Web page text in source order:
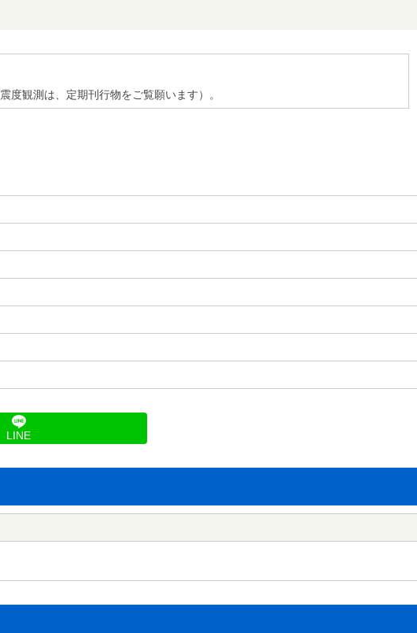
観測は、定期刊行物をご覧願います）。
LINE